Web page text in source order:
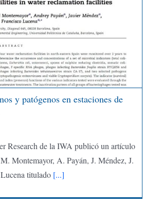
y patógenos en estaciones de
Research de la IWA publicó un artículo
Montemayor, A. Payán, J. Méndez, J.
titulado[...]